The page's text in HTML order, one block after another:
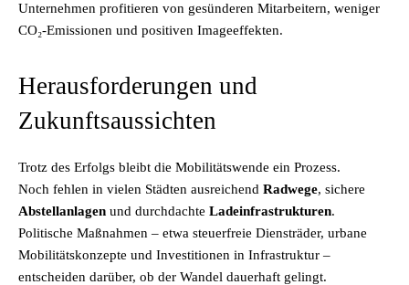
Unternehmen profitieren von gesünderen Mitarbeitern, weniger
CO₂-Emissionen und positiven Imageeffekten.
Herausforderungen und
Zukunftsaussichten
Trotz des Erfolgs bleibt die Mobilitätswende ein Prozess.
Noch fehlen in vielen Städten ausreichend Radwege, sichere
Abstellanlagen und durchdachte Ladeinfrastrukturen.
Politische Maßnahmen – etwa steuerfreie Diensträder, urbane
Mobilitätskonzepte und Investitionen in Infrastruktur –
entscheiden darüber, ob der Wandel dauerhaft gelingt.